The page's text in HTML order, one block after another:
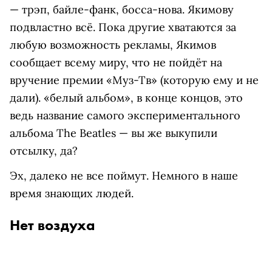
— трэп, байле-фанк, босса-нова. Якимову
подвластно всё. Пока другие хватаются за
любую возможность рекламы, Якимов
сообщает всему миру, что не пойдёт на
вручение премии «Муз-Тв» (которую ему и не
дали). «белый альбом», в конце концов, это
ведь название самого экспериментального
альбома The Beatles — вы же выкупили
отсылку, да?
Эх, далеко не все поймут. Немного в наше
время знающих людей.
Нет воздуха